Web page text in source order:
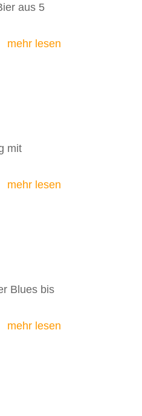
aus 5
mehr lesen
mit
mehr lesen
Blues bis
mehr lesen